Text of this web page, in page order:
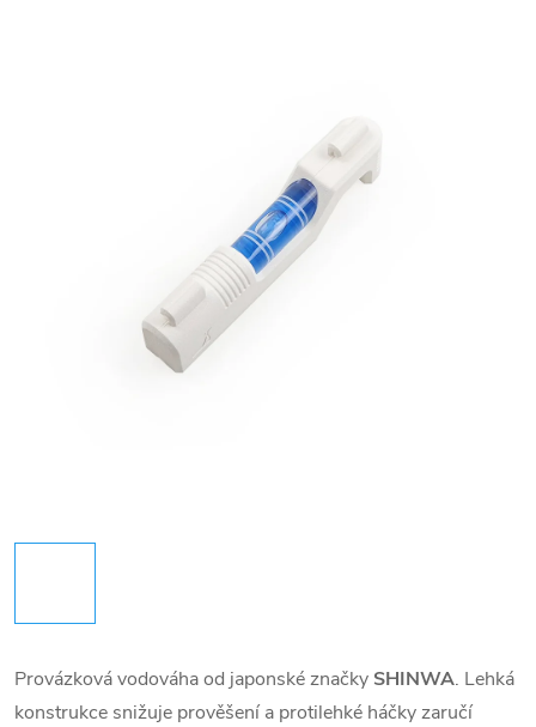
Provázková vodováha od japonské značky SHINWA. Lehká
konstrukce snižuje prověšení a protilehké háčky zaručí